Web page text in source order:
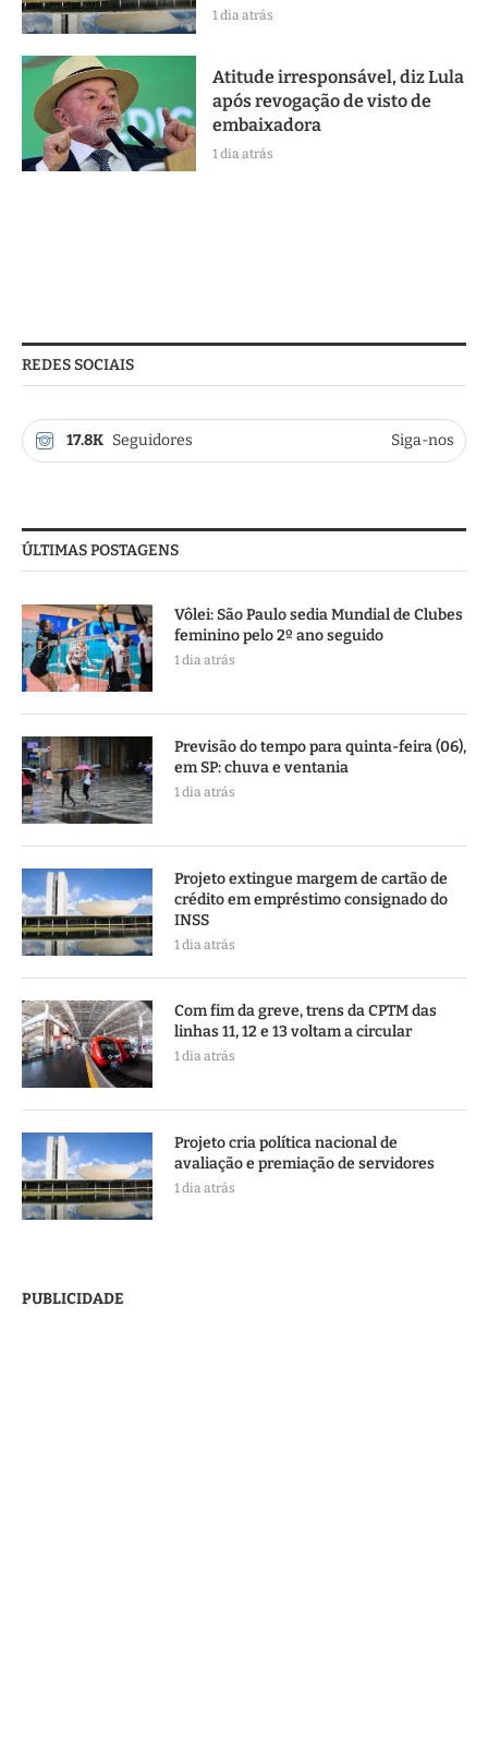
1 dia atrás
Atitude irresponsável, diz Lula
após revogação de visto de
embaixadora
1 dia atrás
REDES SOCIAIS
17.8K Seguidores Siga-nos
ÚLTIMAS POSTAGENS
Vôlei: São Paulo sedia Mundial de Clubes
feminino pelo 2º ano seguido
1 dia atrás
Previsão do tempo para quinta-feira (06),
em SP: chuva e ventania
1 dia atrás
Projeto extingue margem de cartão de
crédito em empréstimo consignado do
INSS
1 dia atrás
Com fim da greve, trens da CPTM das
linhas 11, 12 e 13 voltam a circular
1 dia atrás
Projeto cria política nacional de
avaliação e premiação de servidores
1 dia atrás
PUBLICIDADE